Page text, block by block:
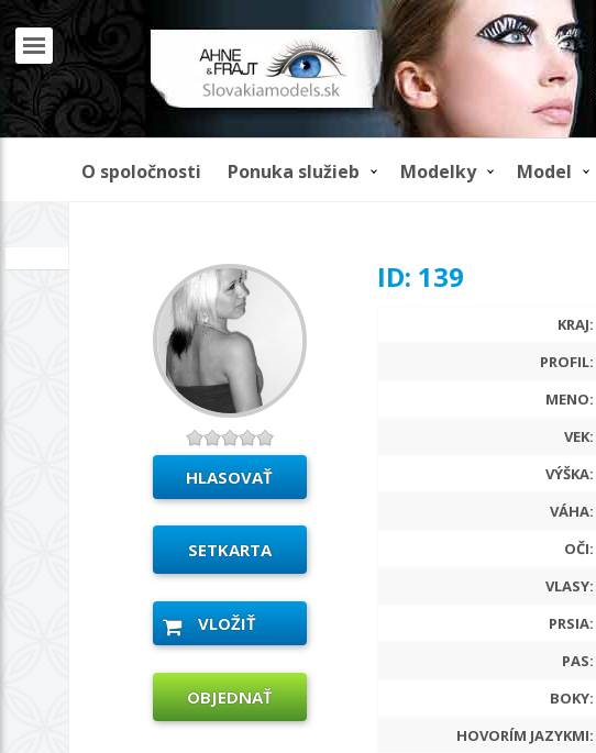
O spoločnosti Ponuka služieb Modelky Model
SETKARTA
VLOŽIŤ
OBJEDNAŤ
ID: 139
KRAJ:
PROFIL:
MENO:
VEK:
VÝŠKA:
VÁHA:
OČI:
VLASY:
PRSIA:
PAS:
BOKY:
HOVORÍM JAZYKMI: